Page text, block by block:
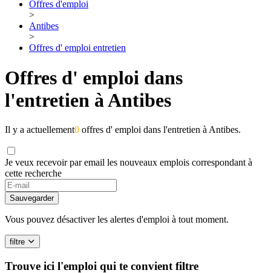
Offres d'emploi
>
Antibes
>
Offres d' emploi entretien
Offres d' emploi dans
l'entretien à Antibes
Il y a actuellement0 offres d' emploi dans l'entretien à Antibes.
Je veux recevoir par email les nouveaux emplois correspondant à
cette recherche
If
you
are
a
human,
ignore
this
field
Sauvegarder
Vous pouvez désactiver les alertes d'emploi à tout moment.
filtre
Trouve ici l'emploi qui te convient filtre